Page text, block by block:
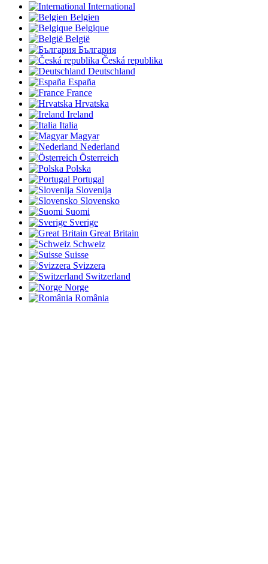
International
Belgien
Belgique
België
България
Česká republika
Deutschland
España
France
Hrvatska
Ireland
Italia
Magyar
Nederland
Österreich
Polska
Portugal
Slovenija
Slovensko
Suomi
Sverige
Great Britain
Schweiz
Suisse
Svizzera
Switzerland
Norge
România